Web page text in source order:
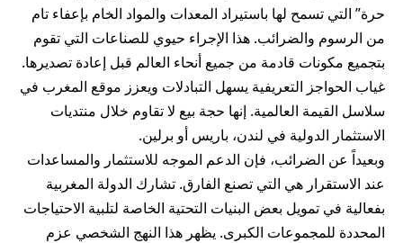
حرة” التي تسمح لها باستيراد المعدات والمواد الخام بإعفاء تام
من الرسوم والضرائب. هذا الإجراء حيوي للصناعات التي تقوم
بتجميع مكونات قادمة من جميع أنحاء العالم قبل إعادة تصديرها.
غياب الحواجز التعريفية يسهل التبادلات ويعزز موقع المغرب في
سلاسل القيمة العالمية. إنها حجة بيع لا تقاوم خلال منتديات
الاستثمار الدولية في لندن، باريس أو برلين.
وبعيداً عن الضرائب، فإن الدعم الموجه للاستثمار والمساعدات
عند الاستقرار هي التي تصنع الفارق. تشارك الدولة المغربية
بفعالية في تمويل بعض البنيات التحتية الخاصة لتلبية الاحتياجات
المحددة للمجموعات الكبرى. يظهر هذا النهج الشخصي عزم